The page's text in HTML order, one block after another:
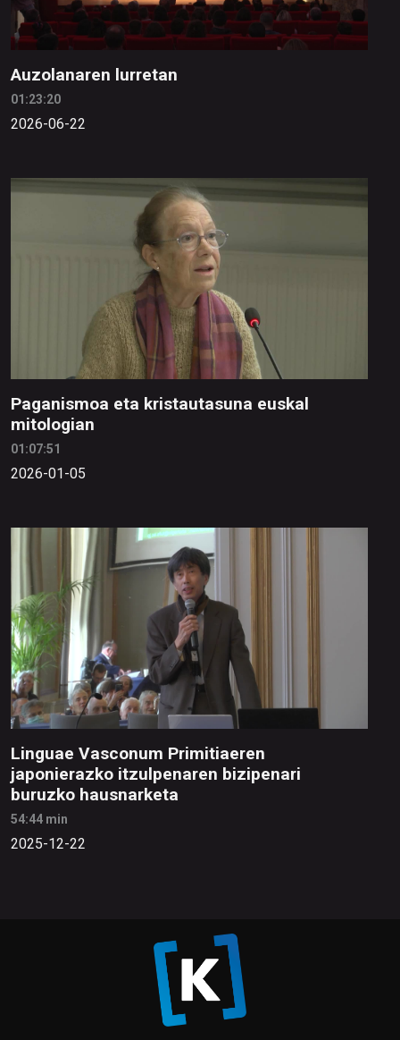
Auzolanaren lurretan
01:23:20
2026-06-22
Paganismoa eta kristautasuna euskal
mitologian
01:07:51
2026-01-05
Linguae Vasconum Primitiaeren
japonierazko itzulpenaren bizipenari
buruzko hausnarketa
54:44 min
2025-12-22